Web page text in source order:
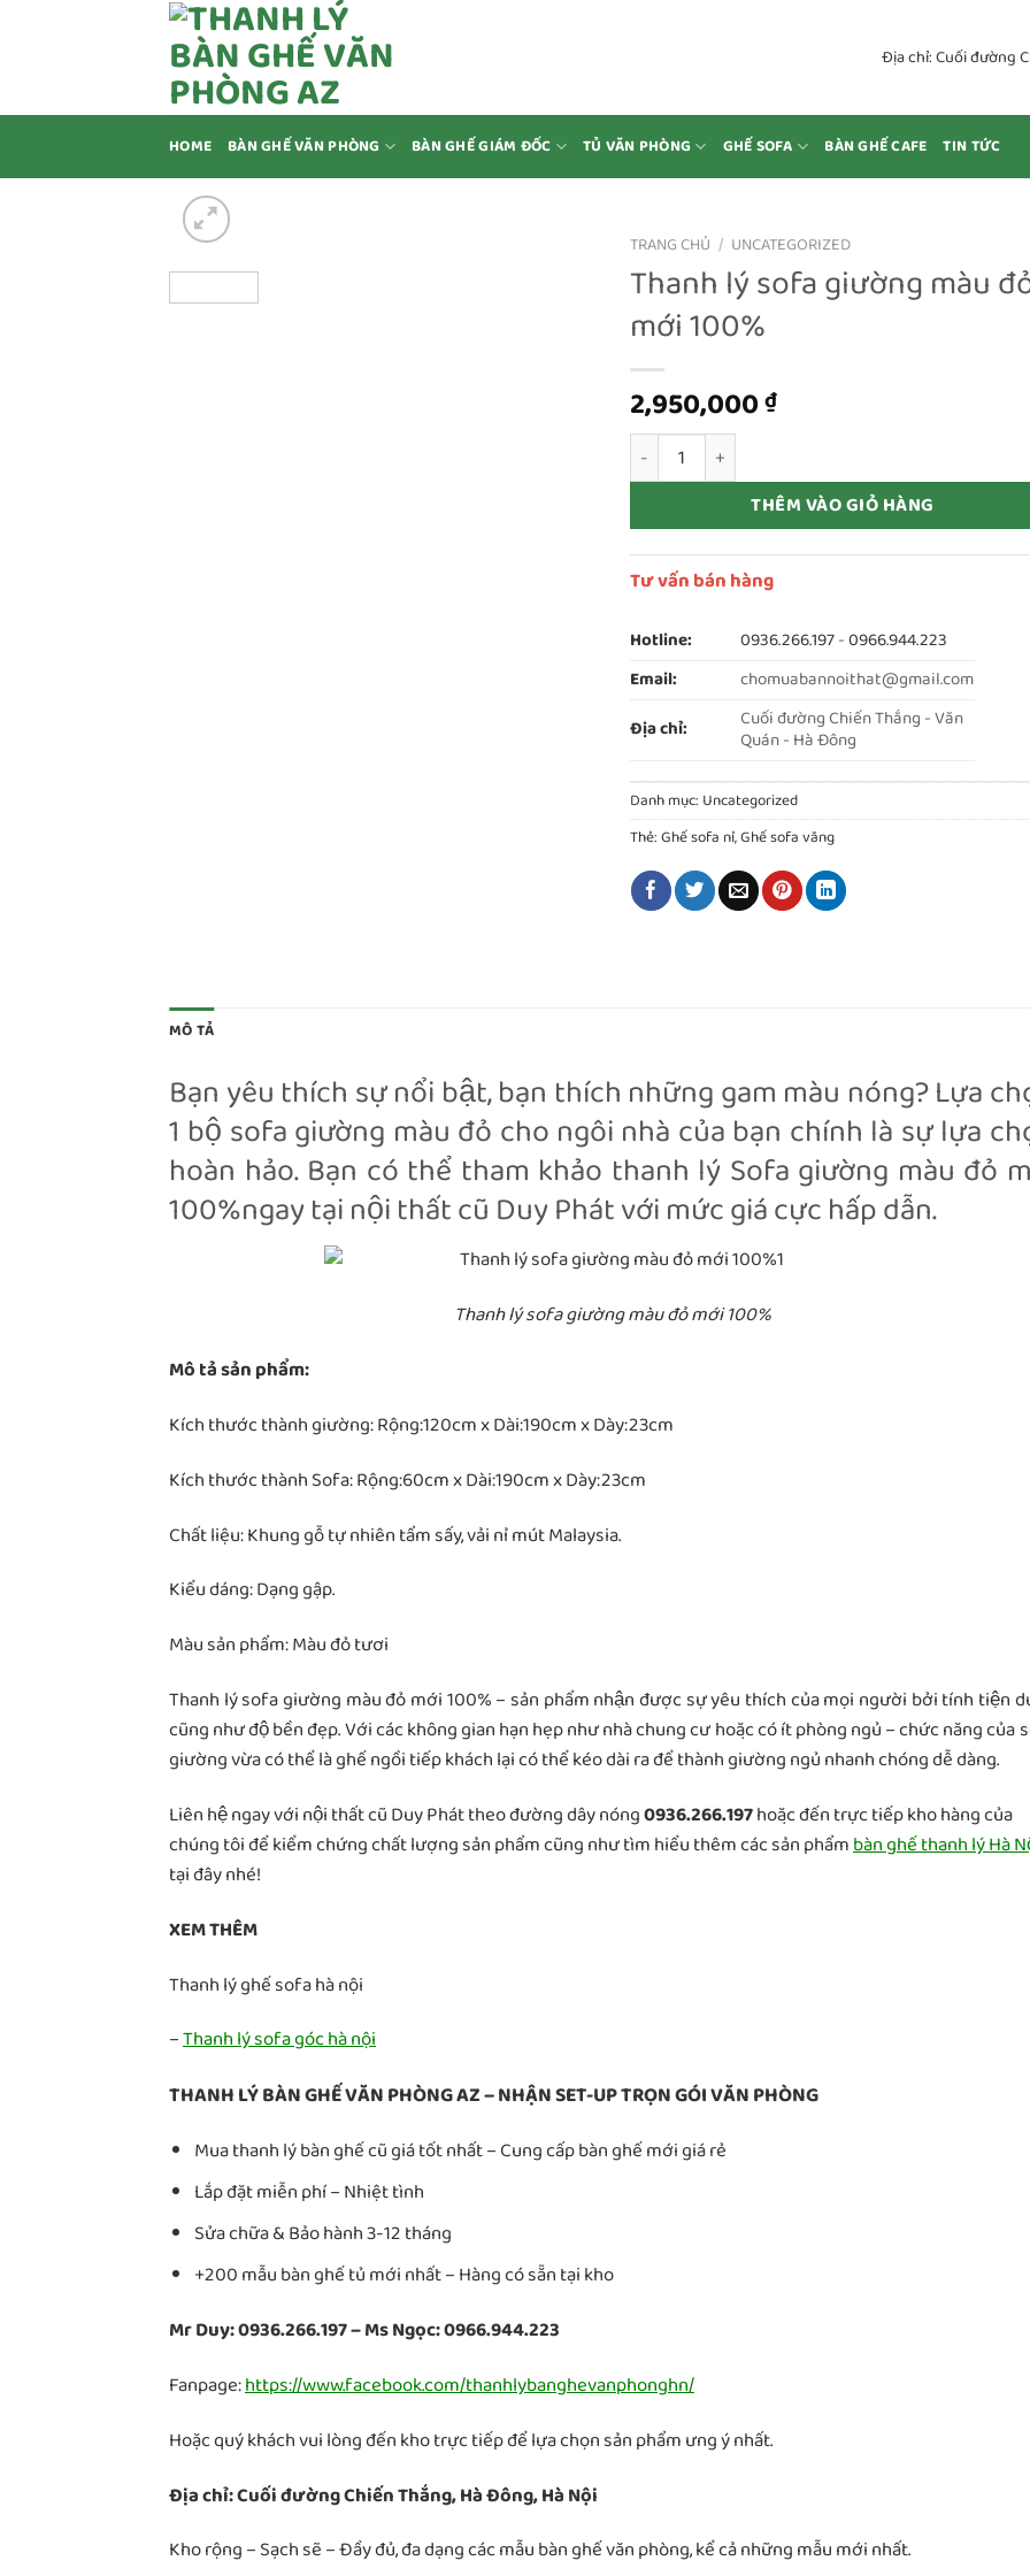
Địa chỉ: Cuối đường
HOME BÀN GHẾ VĂN PHÒNG BÀN GHẾ GIÁM ĐỐC TỦ VĂN PHÒNG GHẾ SOFA BÀN GHẾ CAFE TIN TỨC
TRANG CHỦ / UNCATEGORIZED
Thanh lý sofa giường màu
mới 100%
2,950,000₫
Thanh lý sofa giường màu đỏ mới 100% số lượng
THÊM VÀO GIỎ HÀNG
Tư vấn bán hàng
Hotline: 0936.266.197-0966.944.223
Email:
chomuabannoithat@gmail.com
Địa chỉ:
Cuối đường Chiến Thắng - Văn
Quán - Hà Đông
Danh mục: Uncategorized
Thẻ:Ghế sofa nỉ,Ghế sofa văng
MÔ TẢ
Bạn yêu thích sự nổi bật, bạn thích những gam màu nóng? Lựa
1 bộ sofa giường màu đỏ cho ngôi nhà của bạn chính là sự lựa
hoàn hảo. Bạn có thể tham khảo thanh lý Sofa giường màu đỏ
100%ngay tại nội thất cũ Duy Phát với mức giá cực hấp dẫn.
Thanh lý sofa giường màu đỏ mới 100%
Mô tả sản phẩm:
Kích thước thành giường: Rộng:120cm x Dài:190cm x Dày:23cm
Kích thước thành Sofa: Rộng:60cm x Dài:190cm x Dày:23cm
Chất liệu: Khung gỗ tự nhiên tẩm sấy, vải nỉ mút Malaysia.
Kiểu dáng: Dạng gập.
Màu sản phẩm: Màu đỏ tươi
Thanh lý sofa giường màu đỏ mới 100% – sản phẩm nhận được sự yêu thích của mọi người bởi tính tiện
cũng như độ bền đẹp. Với các không gian hạn hẹp như nhà chung cư hoặc có ít phòng ngủ – chức năng của
giường vừa có thể là ghế ngồi tiếp khách lại có thể kéo dài ra để thành giường ngủ nhanh chóng dễ dàng.
Liên hệ ngay với nội thất cũ Duy Phát theo đường dây nóng0936.266.197hoặc đến trực tiếp kho hàng của
chúng tôi để kiểm chứng chất lượng sản phẩm cũng như tìm hiểu thêm các sản phẩmbàn ghế thanh lý Hà
tại đây nhé!
XEM THÊM
Thanh lý ghế sofa hà nội
–Thanh lý sofa góc hà nội
THANH LÝ BÀN GHẾ VĂN PHÒNG AZ – NHẬN SET-UP TRỌN GÓI VĂN PHÒNG
Mua thanh lý bàn ghế cũ giá tốt nhất – Cung cấp bàn ghế mới giá rẻ
Lắp đặt miễn phí – Nhiệt tình
Sửa chữa & Bảo hành 3-12 tháng
+200 mẫu bàn ghế tủ mới nhất – Hàng có sẵn tại kho
Mr Duy: 0936.266.197 – Ms Ngọc: 0966.944.223
Fanpage:https://www.facebook.com/thanhlybanghevanphonghn/
Hoặc quý khách vui lòng đến kho trực tiếp để lựa chọn sản phẩm ưng ý nhất.
Địa chỉ: Cuối đường Chiến Thắng, Hà Đông, Hà Nội
Kho rộng – Sạch sẽ – Đầy đủ, đa dạng các mẫu bàn ghế văn phòng, kể cả những mẫu mới nhất.